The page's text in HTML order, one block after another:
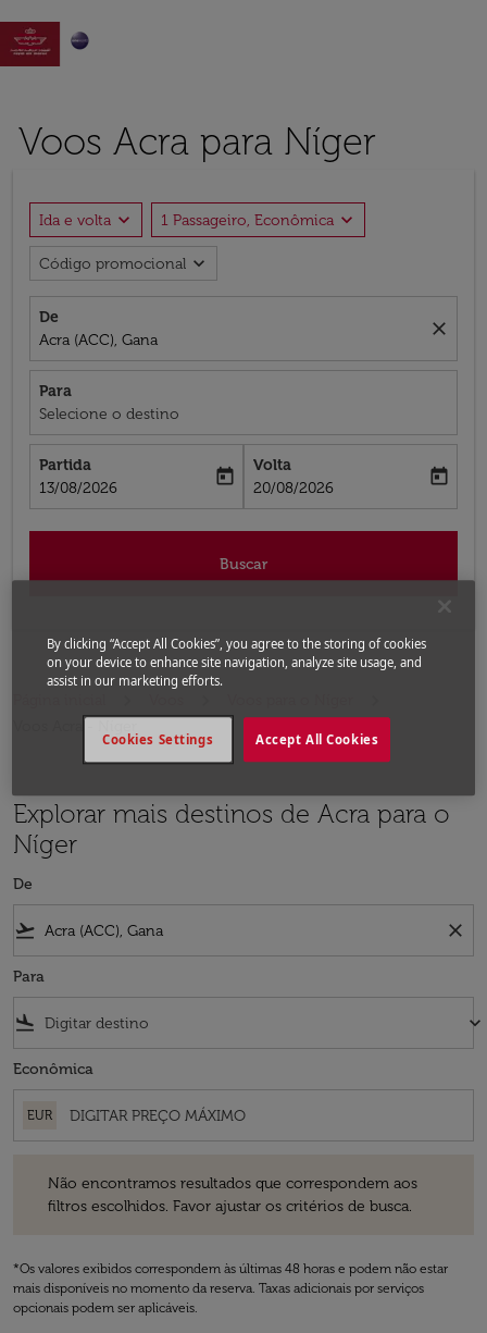

Voos Acra para Níger
Ida e volta expand_more 1 Passageiro, Econômica expand_more
Código promocional expand_more
De
Acra (ACC), Gana
close
Para
Selecione o destino
Partida
fc-booking-departure-date-aria-label
13/08/2026
today
Volta
fc-booking-return-date-aria-label
20/08/2026
today
Buscar
Explorar mais destinos de Acra para o
Níger
De
flight_takeoff close
Para
flight_land keyboard_arrow_down
Econômica
EUR
Não encontramos resultados que correspondem aos
filtros escolhidos. Favor ajustar os critérios de busca.
*Os valores exibidos correspondem às últimas 48 horas e podem não estar
mais disponíveis no momento da reserva. Taxas adicionais por serviços
opcionais podem ser aplicáveis.
By clicking “Accept All Cookies”, you agree to the storing of cookies
on your device to enhance site navigation, analyze site usage, and
assist in our marketing efforts.
Accept All Cookies
Cookies Settings